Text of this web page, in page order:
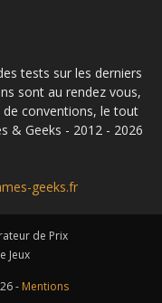
tests sur les derniers
sont au rendez vous,
conventions, le tout
& Geeks - 2012 - 2026
geeks.fr
de Prix
Jeux
- Mentions